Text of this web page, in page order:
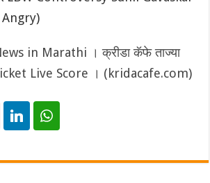
in Marathi । क्रीडा कॅफे ताज्या
Live Score । (kridacafe.com)